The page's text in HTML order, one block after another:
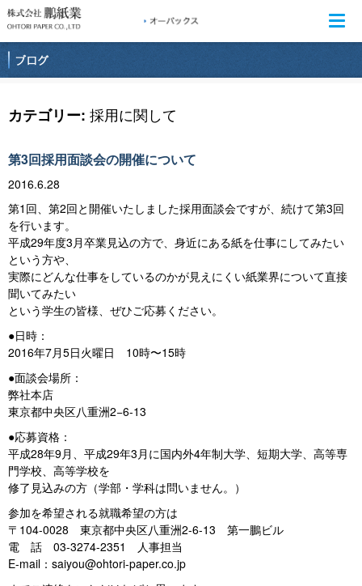
カテゴリー: 採用に関して
第3回採用面談会の開催について
2016.6.28
第1回、第2回と開催いたしました採用面談会ですが、続けて第3回
を行います。
平成29年度3月卒業見込の方で、身近にある紙を仕事にしてみたい
という方や、
実際にどんな仕事をしているのかが見えにくい紙業界について直接
聞いてみたい
という学生の皆様、ぜひご応募ください。
●日時：
2016年7月5日火曜日 10時〜15時
●面談会場所：
弊社本店
東京都中央区八重洲2−6-13
●応募資格：
平成28年9月、平成29年3月に国内外4年制大学、短期大学、高等専
門学校、高等学校を
修了見込みの方（学部・学科は問いません。）
参加を希望される就職希望の方は
〒104-0028 東京都中央区八重洲2-6-13 第一鵬ビル
電 話 03-3274-2351 人事担当
E-mail：saiyou@ohtori-paper.co.jp